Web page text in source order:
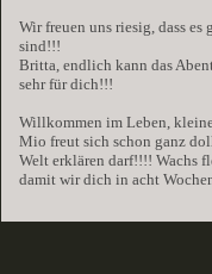
Wir freuen uns riesig, dass
sind!!!
Britta, endlich kann das
sehr für dich!!!
Willkommen im Leben,
Mio freut sich schon ganz
Welt erklären darf!!!! Wachs
damit wir dich in acht